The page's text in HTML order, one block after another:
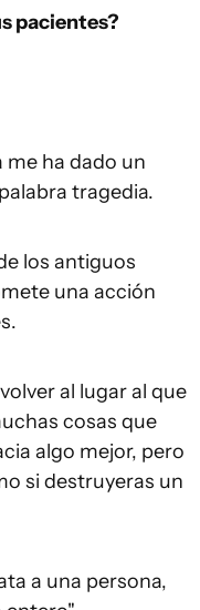
pacientes?
ha dado un
tragedia.
los antiguos
una acción
al lugar al que
cosas que
algo mejor, pero
si destruyeras un
a una persona,